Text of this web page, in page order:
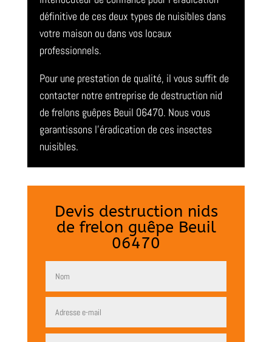
définitive de ces deux types de nuisibles dans
votre maison ou dans vos locaux
professionnels.
Pour une prestation de qualité, il vous suffit de
contacter notre entreprise de destruction nid
de frelons guêpes Beuil 06470. Nous vous
garantissons l’éradication de ces insectes
nuisibles.
Devis destruction nids
de frelon guêpe Beuil
06470